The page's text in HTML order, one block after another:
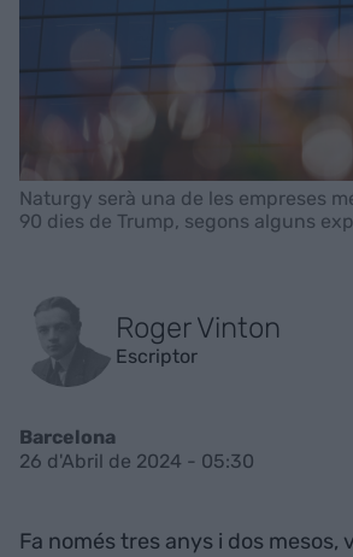
Naturgy serà una de les empreses
90 dies de Trump, segons alguns
Roger Vinton
Escriptor
Barcelona
26 d'Abril de 2024 - 05:30
Fa només tres anys i dos mesos,